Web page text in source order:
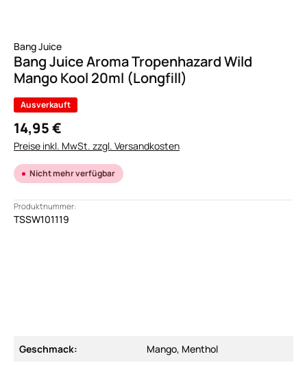
Bang Juice
Bang Juice Aroma Tropenhazard Wild
Mango Kool 20ml (Longfill)
Ausverkauft
14,95 €
Preise inkl. MwSt. zzgl. Versandkosten
Nicht mehr verfügbar
Produktnummer:
TSSW101119
Geschmack: Mango, Menthol